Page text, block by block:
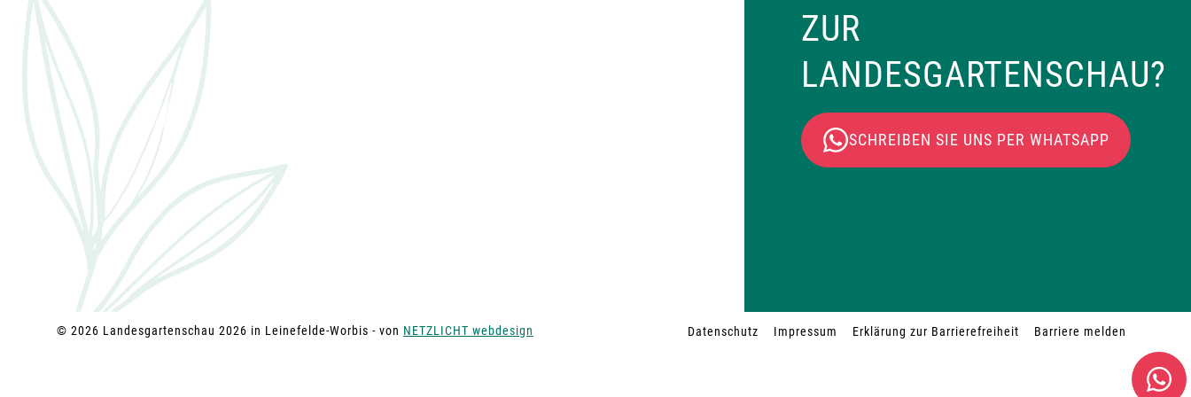
a
t
i
o
n
ZUR
LANDESGARTENSCHAU?
SCHREIBEN SIE UNS PER WHATSAPP
© 2026 Landesgartenschau 2026 in Leinefelde-Worbis - von NETZLICHT webdesign Datenschutz Impressum Erklärung zur Barrierefreiheit Barriere melden